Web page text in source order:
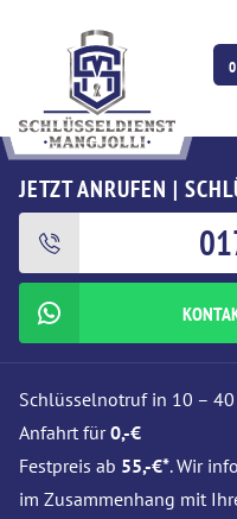
JETZT ANRUFEN |
Schlüsselnotruf in 10 –
Anfahrt für0,-€
Festpreis ab 55,-€*. Wir
im Zusammenhang mit